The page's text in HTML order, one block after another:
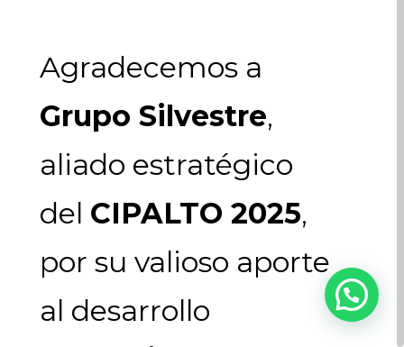
Agradecemos a
Grupo Silvestre,
aliado estratégico
del CIPALTO 2025,
por su valioso aporte
al desarrollo